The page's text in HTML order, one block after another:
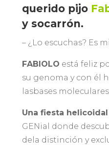
querido pijo
y socarrón.
– ¿Lo escuchas? Es
FABIOLO está feliz
su genoma y con él
lasbases
Una fiesta
GENial donde
dela distinción y